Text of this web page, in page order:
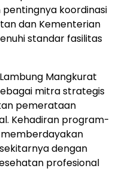
pentingnya koordinasi
dan Kementerian
standar fasilitas
Mangkurat
mitra strategis
pemerataan
Kehadiran program-
dengan
profesional